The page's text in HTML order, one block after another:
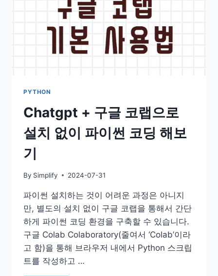
PYTHON
Chatgpt + 구글 코랩으로
설치 없이 파이썬 코딩 해보
기
By Simplify 2024-07-31
파이썬 설치하는 것이 어려운 과정은 아니지
만, 별도의 설치 없이 구글 코랩을 통해서 간단
하게 파이썬 코딩 환경을 구축할 수 있습니다.
구글 Colab Colaboratory(줄여서 ‘Colab’이라
고 함)을 통해 브라우저 내에서 Python 스크립
트를 작성하고 …